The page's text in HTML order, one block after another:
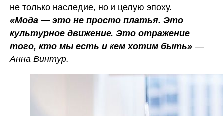
не только наследие, но и целую эпоху.
«Мода — это не просто платья. Это
культурное движение. Это отражение
того, кто мы есть и кем хотим быть» —
Анна Винтур.